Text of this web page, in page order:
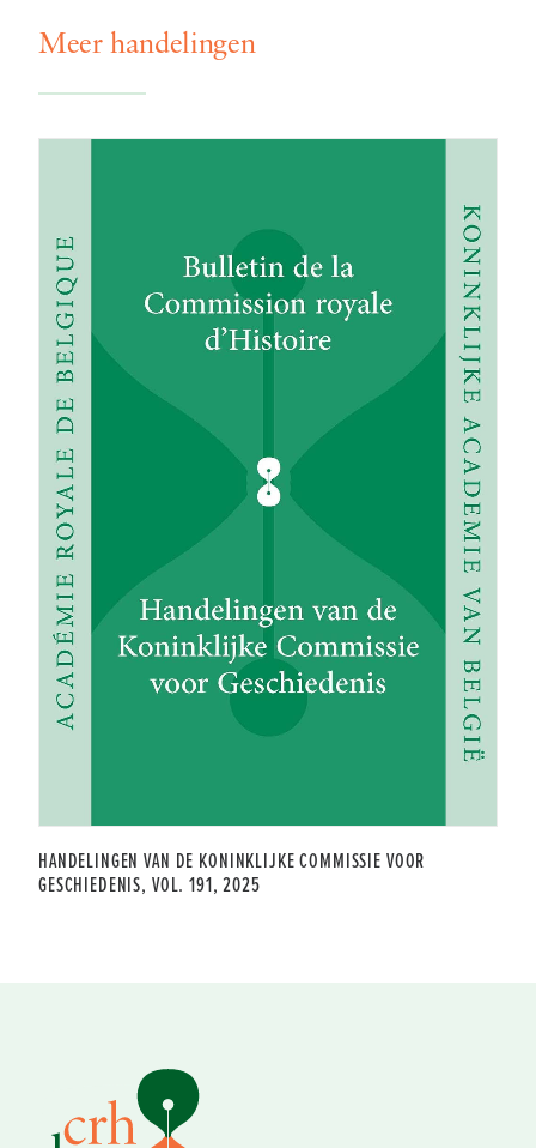
Meer handelingen
HANDELINGEN VAN DE KONINKLIJKE COMMISSIE VOOR
GESCHIEDENIS, VOL. 191, 2025